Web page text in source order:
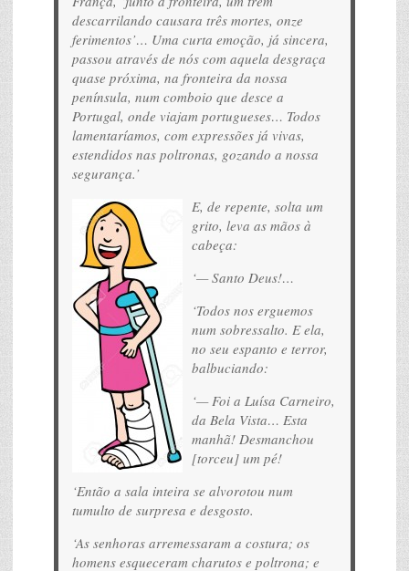
descarrilando causara três mortes, onze
ferimentos’… Uma curta emoção, já sincera,
passou através de nós com aquela desgraça
quase próxima, na fronteira da nossa
península, num comboio que desce a
Portugal, onde viajam portugueses… Todos
lamentaríamos, com expressões já vivas,
estendidos nas poltronas, gozando a nossa
segurança.’
E, de repente, solta um
grito, leva as mãos à
cabeça:
‘— Santo Deus!…
‘Todos nos erguemos
num sobressalto. E ela,
no seu espanto e terror,
balbuciando:
‘— Foi a Luísa Carneiro,
da Bela Vista… Esta
manhã! Desmanchou
[torceu] um pé!
‘Então a sala inteira se alvorotou num
tumulto de surpresa e desgosto.
‘As senhoras arremessaram a costura; os
homens esqueceram charutos e poltrona; e